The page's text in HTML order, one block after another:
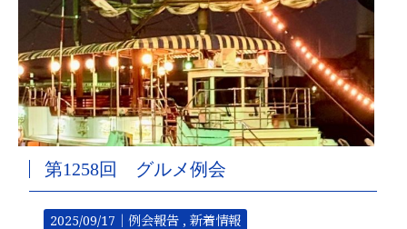
第1258回 グルメ例会
2025/09/17｜ 例会報告 新着情報